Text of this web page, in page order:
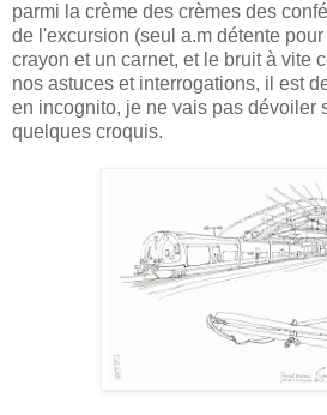
parmi la crème des crèmes des
de l'excursion (seul a.m détente
crayon et un carnet, et le bruit à vite
nos astuces et interrogations, il est
en incognito, je ne vais pas dévoiler
quelques croquis.